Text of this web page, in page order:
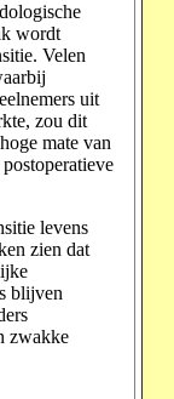
wordt
Velen
uit
zou dit
mate van
levens
zien dat
blijven
zwakke